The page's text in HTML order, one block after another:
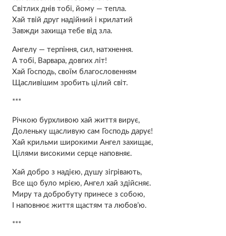
Світлих днів тобі, йому — тепла.
Хай твій друг надійний і крилатий
Завжди захища тебе від зла.
Ангелу — терпіння, сил, натхнення.
А тобі, Варвара, довгих літ!
Хай Господь, своїм благословенням
Щасливішим зробить цілий світ.
***
Річкою бурхливою хай життя вирує,
Доленьку щасливую сам Господь дарує!
Хай крильми широкими Ангел захищає,
Цілями високими серце наповняє.
Хай добро з надією, душу зігрівають,
Все що було мрією, Ангел хай здійсняє.
Миру та добробуту принесе з собою,
І наповнює життя щастям та любов’ю.
***